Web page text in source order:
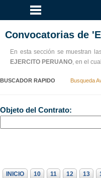
Convocatorias de
En esta sección se muestran
EJERCITO PERUANO, en el
BUSCADOR RAPIDO Busqueda
Objeto del Contrato:
INICIO 10 11 12 13